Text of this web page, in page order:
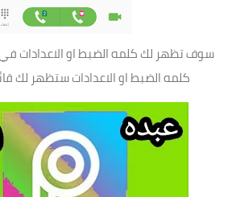
سوف تظهر لك كلمه الضبط او الاعدادات
كلمه الضبط او الاعدادات ستظهر لك